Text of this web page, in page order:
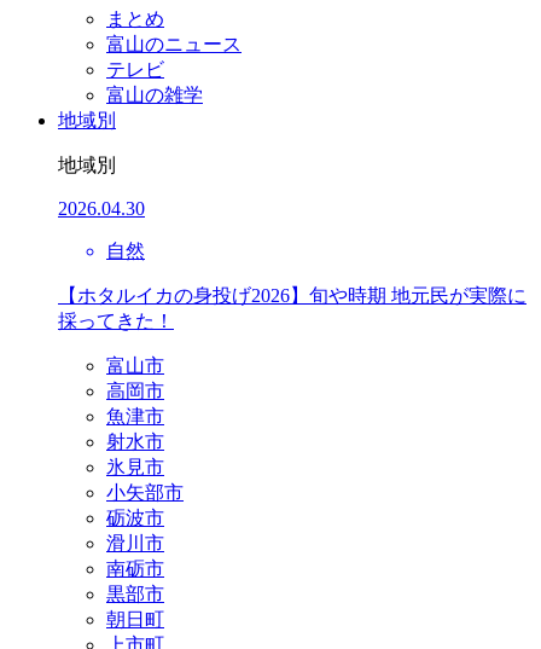
まとめ
富山のニュース
テレビ
富山の雑学
地域別
地域別
2026.04.30
自然
【ホタルイカの身投げ2026】旬や時期 地元民が実際に
採ってきた！
富山市
高岡市
魚津市
射水市
氷見市
小矢部市
砺波市
滑川市
南砺市
黒部市
朝日町
上市町